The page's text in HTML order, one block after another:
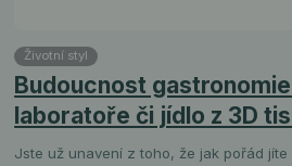
Životní styl
Budoucnost
laboratoře či jídlo z 3D
Jste už unavení z toho, že jak pořád